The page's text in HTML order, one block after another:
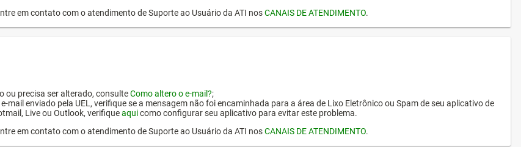
em contato com o atendimento de Suporte ao Usuário da ATI nosCANAIS DE ATENDIMENTO.
ou precisa ser alterado, consulteComo altero o e-mail?;
mail enviado pela UEL, verifique se a mensagem não foi encaminhada para a área de Lixo Eletrônico ou Spam de seu aplicativo de
Live ou Outlook, verifiqueaquicomo configurar seu aplicativo para evitar este problema.
em contato com o atendimento de Suporte ao Usuário da ATI nosCANAIS DE ATENDIMENTO.